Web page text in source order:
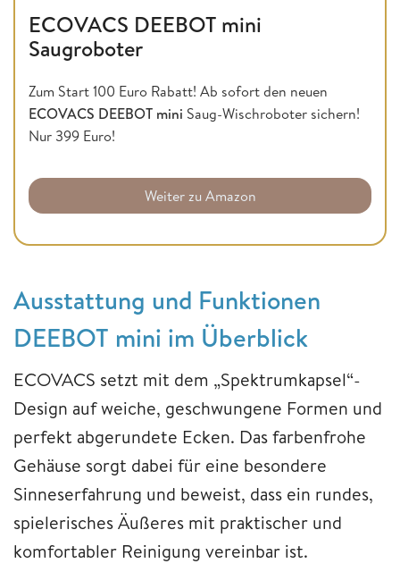
ECOVACS DEEBOT mini
Saugroboter
Zum Start 100 Euro Rabatt! Ab sofort den neuen
ECOVACS DEEBOT mini Saug-Wischroboter sichern!
Nur 399 Euro!
Weiter zu Amazon
Ausstattung und Funktionen
DEEBOT mini im Überblick
ECOVACS setzt mit dem „Spektrumkapsel“-
Design auf weiche, geschwungene Formen und
perfekt abgerundete Ecken. Das farbenfrohe
Gehäuse sorgt dabei für eine besondere
Sinneserfahrung und beweist, dass ein rundes,
spielerisches Äußeres mit praktischer und
komfortabler Reinigung vereinbar ist.